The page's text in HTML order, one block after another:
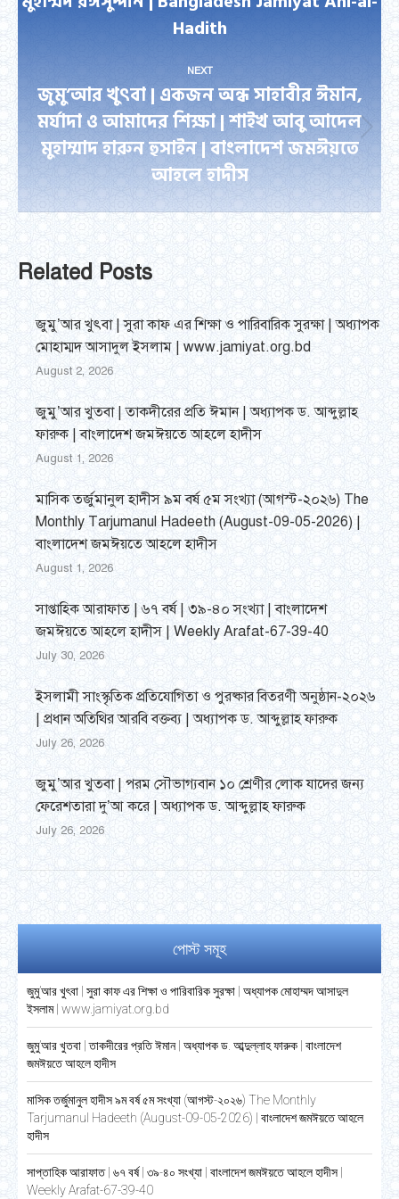
post:
Hadith
NEXT
Next
post:
জুমু’আর খুৎবা | একজন অন্ধ সাহাবীর ঈমান,
মর্যাদা ও আমাদের শিক্ষা | শাইখ আবু আদেল
মুহাম্মাদ হারুন হুসাইন | বাংলাদেশ জমঈয়তে
আহলে হাদীস
Related Posts
জুমু’আর খুৎবা | সুরা কাফ এর শিক্ষা ও পারিবারিক সুরক্ষা | অধ্যাপক
মোহাম্মদ আসাদুল ইসলাম | www.jamiyat.org.bd
August 2, 2026
জুমু’আর খুতবা | তাকদীরের প্রতি ঈমান | অধ্যাপক ড. আব্দুল্লাহ
ফারুক | বাংলাদেশ জমঈয়তে আহলে হাদীস
August 1, 2026
মাসিক তর্জুমানুল হাদীস ৯ম বর্ষ ৫ম সংখ্যা (আগস্ট-২০২৬) The
Monthly Tarjumanul Hadeeth (August-09-05-2026) |
বাংলাদেশ জমঈয়তে আহলে হাদীস
August 1, 2026
সাপ্তাহিক আরাফাত | ৬৭ বর্ষ | ৩৯-৪০ সংখ্যা | বাংলাদেশ
জমঈয়তে আহলে হাদীস | Weekly Arafat-67-39-40
July 30, 2026
ইসলামী সাংস্কৃতিক প্রতিযোগিতা ও পুরষ্কার বিতরণী অনুষ্ঠান-২০২৬
| প্রধান অতিথির আরবি বক্তব্য | অধ্যাপক ড. আব্দুল্লাহ ফারুক
July 26, 2026
জুমু’আর খুতবা | পরম সৌভাগ্যবান ১০ শ্রেণীর লোক যাদের জন্য
ফেরেশতারা দু’আ করে | অধ্যাপক ড. আব্দুল্লাহ ফারুক
July 26, 2026
পোস্ট সমূহ
জুমু’আর খুৎবা | সুরা কাফ এর শিক্ষা ও পারিবারিক সুরক্ষা | অধ্যাপক মোহাম্মদ আসাদুল
ইসলাম | www.jamiyat.org.bd
জুমু’আর খুতবা | তাকদীরের প্রতি ঈমান | অধ্যাপক ড. আব্দুল্লাহ ফারুক | বাংলাদেশ
জমঈয়তে আহলে হাদীস
মাসিক তর্জুমানুল হাদীস ৯ম বর্ষ ৫ম সংখ্যা (আগস্ট-২০২৬) The Monthly
Tarjumanul Hadeeth (August-09-05-2026) | বাংলাদেশ জমঈয়তে আহলে
হাদীস
সাপ্তাহিক আরাফাত | ৬৭ বর্ষ | ৩৯-৪০ সংখ্যা | বাংলাদেশ জমঈয়তে আহলে হাদীস |
Weekly Arafat-67-39-40